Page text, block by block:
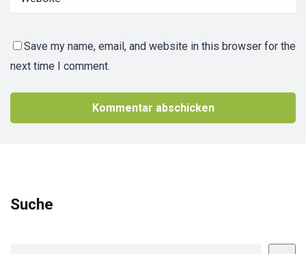
Save my name, email, and website in this browser for the
next time I comment.
Suche